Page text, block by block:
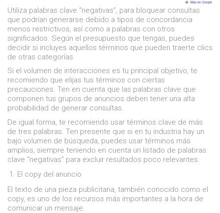
Utiliza palabras clave “negativas”, para bloquear consultas
que podrían generarse debido a tipos de concordancia
menos restrictivos, así como a palabras con otros
significados. Según el presupuesto que tengas, puedes
decidir si incluyes aquellos términos que pueden traerte clics
de otras categorías.
Si el volumen de interacciones es tu principal objetivo, te
recomiendo que elijas tus términos con ciertas
precauciones. Ten en cuenta que las palabras clave que
componen tus grupos de anuncios deben tener una alta
probabilidad de generar consultas.
De igual forma, te recomiendo usar términos clave de más
de tres palabras. Ten presente que si en tu industria hay un
bajo volumen de búsqueda, puedes usar términos más
amplios, siempre teniendo en cuenta un listado de palabras
clave “negativas” para excluir resultados poco relevantes.
El copy del anuncio
El texto de una pieza publicitaria, también conocido como el
copy, es uno de los recursos más importantes a la hora de
comunicar un mensaje.